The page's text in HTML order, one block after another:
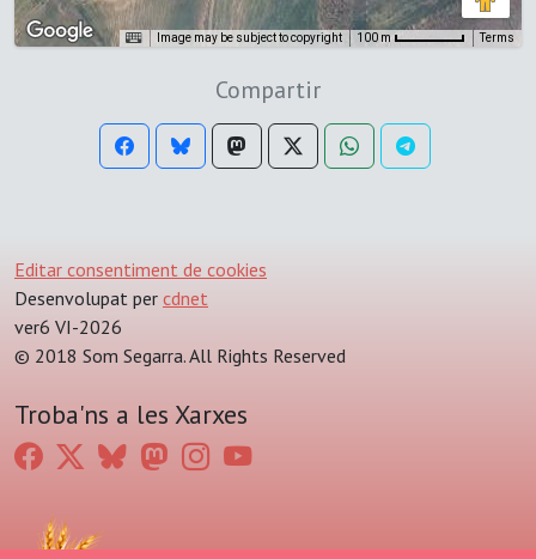
Image may be subject to copyright 100 m Terms
Compartir
Editar consentiment de cookies
Desenvolupat per cdnet
ver6 VI-2026
© 2018 Som Segarra. All Rights Reserved
Troba'ns a les Xarxes